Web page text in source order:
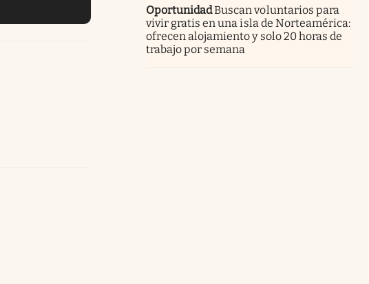
OportunidadBuscan voluntarios para
vivir gratis en una isla de Norteamérica:
ofrecen alojamiento y solo 20 horas de
trabajo por semana